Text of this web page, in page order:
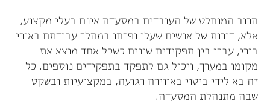
הרוב המוחלט של העובדים במסעדה אינם בעלי מקצוע,
אלא, דורות של אנשים שעלו ופרחו במהלך עבודתם באורי
בורי, עברו בין תפקידים שונים כשכל אחד מוצא את
מקומו במערך, ויכול גם לתפקד בתפקידים נוספים. כל
זה בא לידי ביטוי באווירה רגועה, במקצועיות ובשקט
שבה מתנהלת המסעדה.